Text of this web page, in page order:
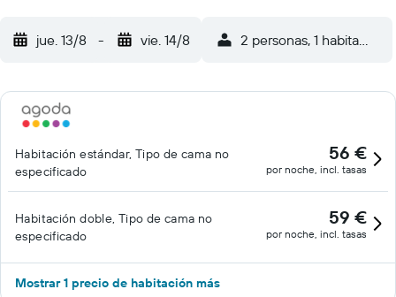
aplique un recargo).
jue. 13/8 - vie. 14/8 2 personas, 1 habitación
Habitación estándar, Tipo de cama no
especificado
56 €
por noche, incl. tasas
Habitación doble, Tipo de cama no
especificado
59 €
por noche, incl. tasas
Mostrar 1 precio de habitación más